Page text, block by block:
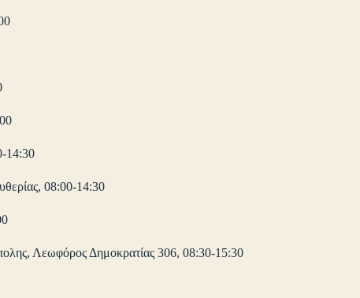
14:30
08:00-14:30
Λεωφόρος Δημοκρατίας 306, 08:30-15:30